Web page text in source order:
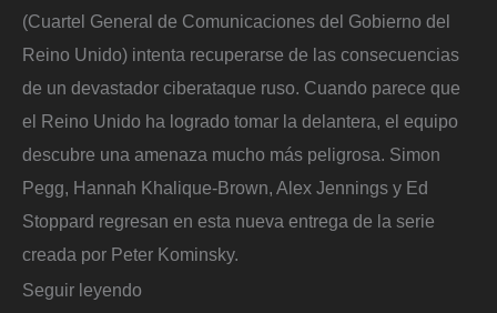
(Cuartel General de Comunicaciones del Gobierno del
Reino Unido) intenta recuperarse de las consecuencias
de un devastador ciberataque ruso. Cuando parece que
el Reino Unido ha logrado tomar la delantera, el equipo
descubre una amenaza mucho más peligrosa. Simon
Pegg, Hannah Khalique-Brown, Alex Jennings y Ed
Stoppard regresan en esta nueva entrega de la serie
creada por Peter Kominsky.
Seguir leyendo